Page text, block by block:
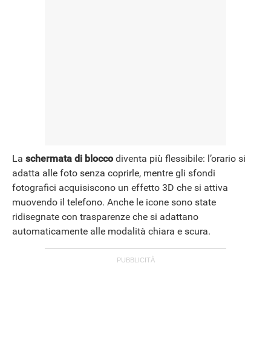
La schermata di bloccodiventa più flessibile: l’orario si
adatta alle foto senza coprirle, mentre gli sfondi
fotografici acquisiscono un effetto 3D che si attiva
muovendo il telefono. Anche le icone sono state
ridisegnate con trasparenze che si adattano
automaticamente alle modalità chiara e scura.